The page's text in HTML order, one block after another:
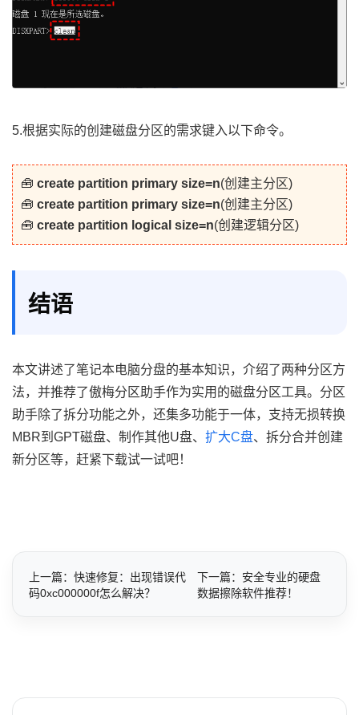
5.根据实际的创建磁盘分区的需求键入以下命令。
🧰 create partition primary size=n(创建主分区)
🧰 create partition primary size=n(创建主分区)
🧰 create partition logical size=n(创建逻辑分区)
结语
本文讲述了笔记本电脑分盘的基本知识，介绍了两种分区方
法，并推荐了傲梅分区助手作为实用的磁盘分区工具。分区
助手除了拆分功能之外，还集多功能于一体，支持无损转换
MBR到GPT磁盘、制作其他U盘、 扩大C盘、拆分合并创建
新分区等，赶紧下载试一试吧！
上一篇：快速修复：出现错误代
码0xc000000f怎么解决？
下一篇：安全专业的硬盘
数据擦除软件推荐！